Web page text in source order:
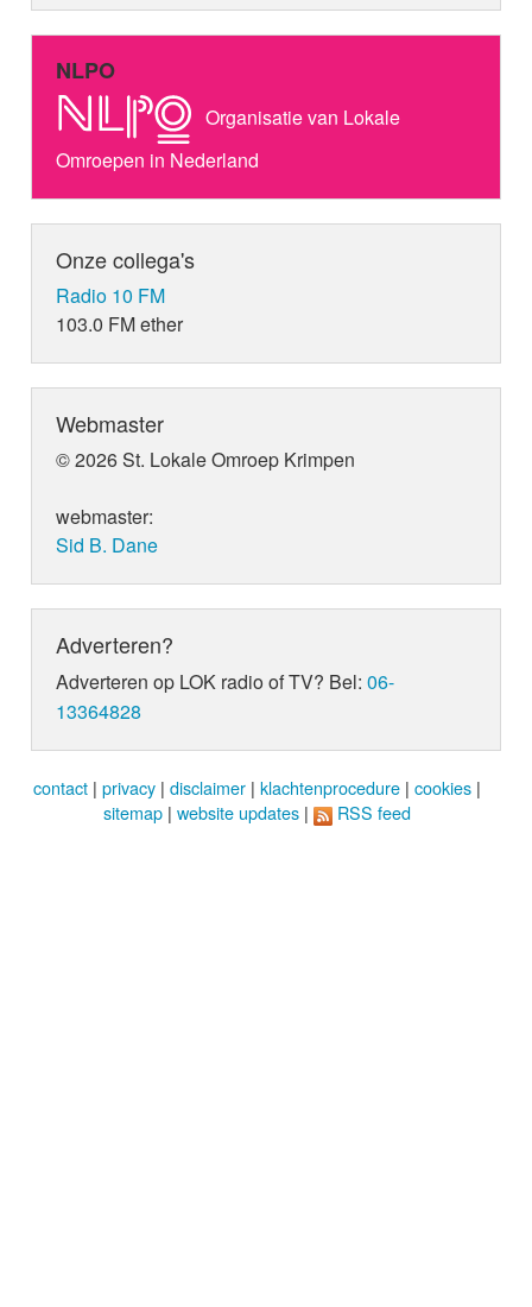
NLPO
Organisatie van Lokale
Omroepen in Nederland
Onze collega's
Radio 10 FM
103.0 FM ether
Webmaster
© 2026 St. Lokale Omroep Krimpen
webmaster:
Sid B. Dane
Adverteren?
Adverteren op LOK radio of TV? Bel:06-
13364828
contact | privacy | disclaimer | klachtenprocedure | cookies |
sitemap | website updates | RSS feed